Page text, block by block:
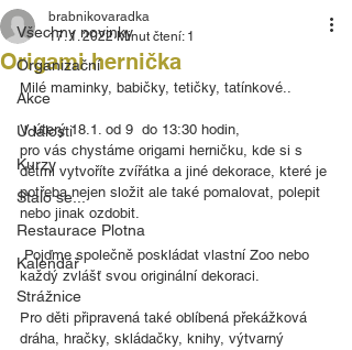
Všechny novinky
Organizační
Akce
Události
Kurzy
Stalo se...
Restaurace Plotna
Kalendář
Strážnice
Origami hernička
brabnikovaradka
17. 1. 2022 Minut čtení: 1
Milé maminky, babičky, tetičky, tatínkové..
V úterý 18.1. od 9  do 13:30 hodin,
pro vás chystáme origami herničku, kde si s
dětmi vytvoříte zvířátka a jiné dekorace, které je
potřeba nejen složit ale také pomalovat, polepit
nebo jinak ozdobit.
Pojďme společně poskládat vlastní Zoo nebo
každý zvlášť svou originální dekoraci.
Pro děti připravená také oblíbená překážková
dráha, hračky, skládačky, knihy, výtvarný